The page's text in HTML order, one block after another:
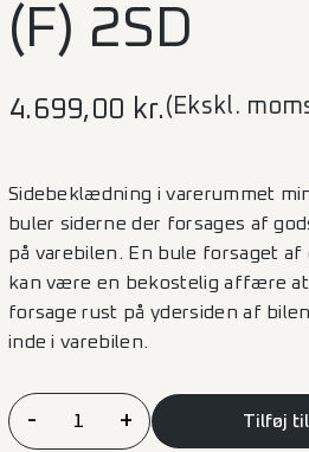
(F) 2SD
4.699,00 kr. (Ekskl.
Sidebeklædning i varerummet
buler siderne der forsages af
på varebilen. En bule forsaget af
kan være en bekostelig affære
forsage rust på ydersiden af
inde i varebilen.
Sidebeklædning
Ford
- + Tilføj